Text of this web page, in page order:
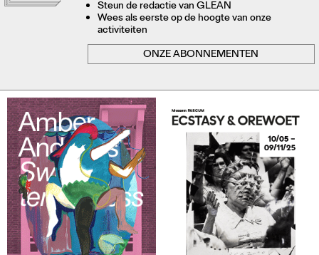
Steun de redactie van GLEAN
Wees als eerste op de hoogte van onze
activiteiten
ONZE ABONNEMENTEN